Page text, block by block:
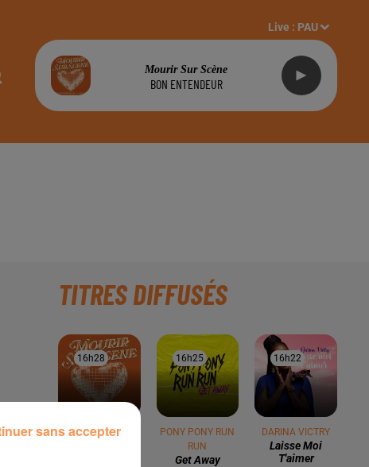
Live : PAU
Mourir Sur Scène
BON ENTENDEUR
TITRES DIFFUSÉS
16h28
16h28
BON ENTENDEUR
16h25
16h25
PONY PONY RUN
RUN
Get Away
16h22
16h22
DARINA VICTRY
Laisse Moi
T'aimer
sans accepter